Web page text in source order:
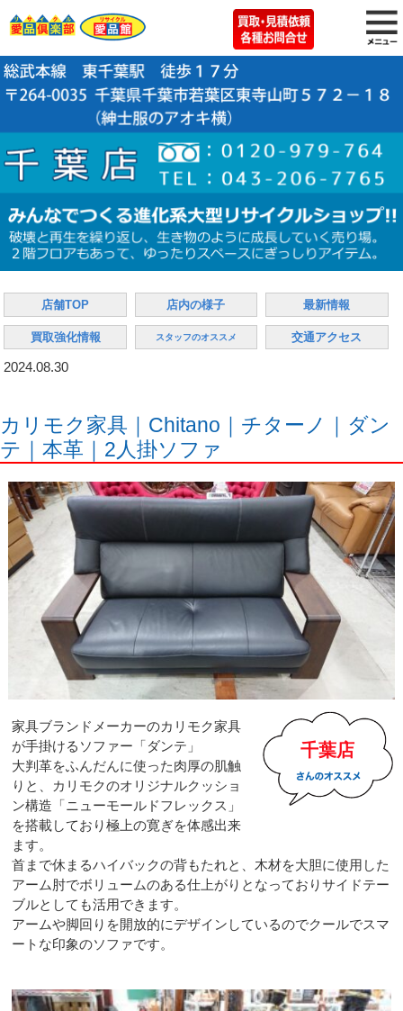
店舗TOP 店内の様子 最新情報
買取強化情報 スタッフのオススメ 交通アクセス
2024.08.30
カリモク家具｜Chitano｜チターノ｜ダン
テ｜本革｜2人掛ソファ
千葉店
家具ブランドメーカーのカリモク家具
が手掛けるソファー「ダンテ」
大判革をふんだんに使った肉厚の肌触
りと、カリモクのオリジナルクッショ
ン構造「ニューモールドフレックス」
を搭載しており極上の寛ぎを体感出来
ます。
首まで休まるハイバックの背もたれと、木材を大胆に使用した
アーム肘でボリュームのある仕上がりとなっておりサイドテー
ブルとしても活用できます。
アームや脚回りを開放的にデザインしているのでクールでスマ
ートな印象のソファです。